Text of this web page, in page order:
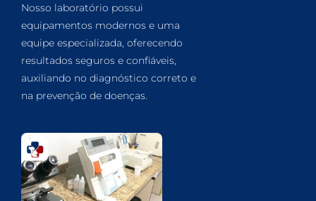
Nosso laboratório possui
equipamentos modernos e uma
equipe especializada, oferecendo
resultados seguros e confiáveis,
auxiliando no diagnóstico correto e
na prevenção de doenças.